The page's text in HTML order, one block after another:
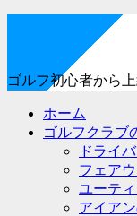
ゴルフ初心者から
ホーム
ゴルフクラブ
ドライ
フェア
ユーテ
アイア